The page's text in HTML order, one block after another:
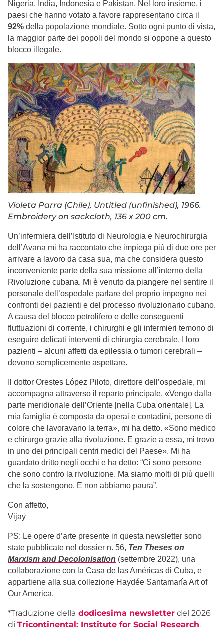
Nigeria, India, Indonesia e Pakistan. Nel loro insieme, i
paesi che hanno votato a favore rappresentano circa il
92% della popolazione mondiale. Sotto ogni punto di vista,
la maggior parte dei popoli del mondo si oppone a questo
blocco illegale.
Violeta Parra (Chile), Untitled (unfinished), 1966.
Embroidery on sackcloth, 136 x 200 cm.
Un’infermiera dell’Istituto di Neurologia e Neurochirurgia
dell’Avana mi ha raccontato che impiega più di due ore per
arrivare a lavoro da casa sua, ma che considera questo
inconveniente parte della sua missione all’interno della
Rivoluzione cubana. Mi è venuto da piangere nel sentire il
personale dell’ospedale parlare del proprio impegno nei
confronti dei pazienti e del processo rivoluzionario cubano.
A causa del blocco petrolifero e delle conseguenti
fluttuazioni di corrente, i chirurghi e gli infermieri temono di
eseguire delicati interventi di chirurgia cerebrale. I loro
pazienti – alcuni affetti da epilessia o tumori cerebrali –
devono semplicemente aspettare.
Il dottor Orestes López Piloto, direttore dell’ospedale, mi
accompagna attraverso il reparto principale. «Vengo dalla
parte meridionale dell’Oriente [nella Cuba orientale]. La
mia famiglia è composta da operai e contadini, persone di
colore che lavoravano la terra», mi ha detto. «Sono medico
e chirurgo grazie alla rivoluzione. E grazie a essa, mi trovo
in uno dei principali centri medici del Paese». Mi ha
guardato dritto negli occhi e ha detto: “Ci sono persone
che sono contro la rivoluzione. Ma siamo molti di più quelli
che la sostengono. E non abbiamo paura”.
Con affetto,
Vijay
PS: Le opere d’arte presente in questa newsletter sono
state pubblicate nel dossier n. 56, Ten Theses on
Marxism and Decolonisation (settembre 2022), una
collaborazione con la Casa de las Américas di Cuba, e
appartiene alla sua collezione Haydée Santamaría Art of
Our America.
*Traduzione della dodicesima newsletter del 2026
di Tricontinental: Institute for Social Research.